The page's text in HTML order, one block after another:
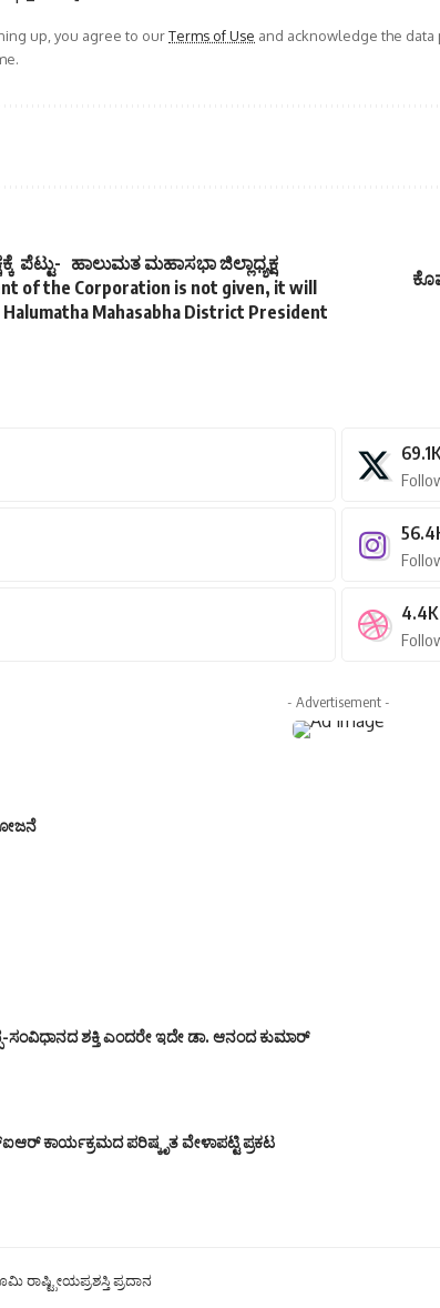
up, you agree to ourTerms of Use and acknowledge the data
ಪೆಟ್ಟು- ಹಾಲುಮತ ಮಹಾಸಭಾ ಜಿಲ್ಲಾಧ್ಯಕ್ಷ
of the Corporation is not given, it will
Mahasabha District President
69.1K
4.4K
- Advertisement -
ಶಕ್ತಿ ಎಂದರೇ ಇದೇ ಡಾ. ಆನಂದ ಕುಮಾರ್
ಕಾರ್ಯಕ್ರಮದ ಪರಿಷ್ಕೃತ ವೇಳಾಪಟ್ಟಿ ಪ್ರಕಟ
ರಾಷ್ಟ್ರೀಯಪ್ರಶಸ್ತಿ ಪ್ರದಾನ